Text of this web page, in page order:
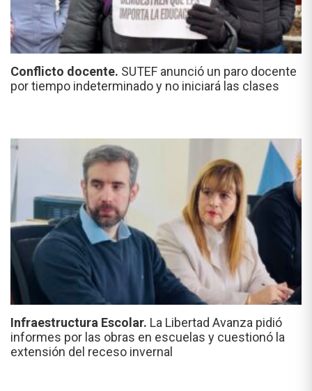
Conflicto docente. SUTEF anunció un paro docente
por tiempo indeterminado y no iniciará las clases
Infraestructura Escolar. La Libertad Avanza pidió
informes por las obras en escuelas y cuestionó la
extensión del receso invernal